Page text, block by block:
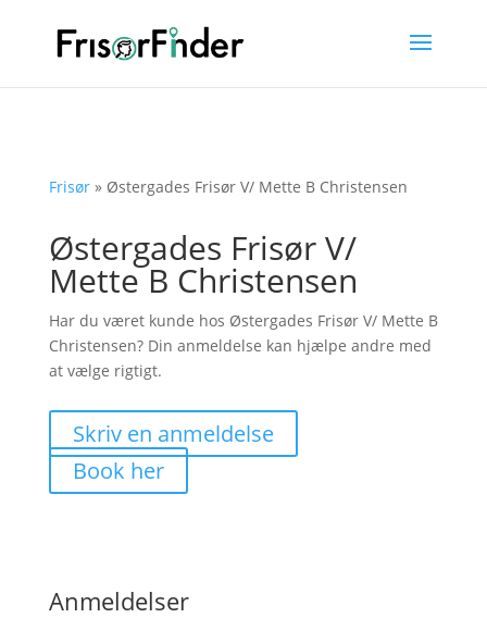
Frisør» Østergades Frisør V/ Mette B Christensen
Østergades Frisør V/
Mette B Christensen
Har du været kunde hos Østergades Frisør V/ Mette B
Christensen? Din anmeldelse kan hjælpe andre med
at vælge rigtigt.
Skriv en anmeldelse
Book her
Anmeldelser